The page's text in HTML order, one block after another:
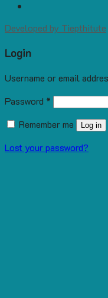
Developed by Tiepthitute
Login
Username or email
Password *
Remember me
Log in
Lost your password?